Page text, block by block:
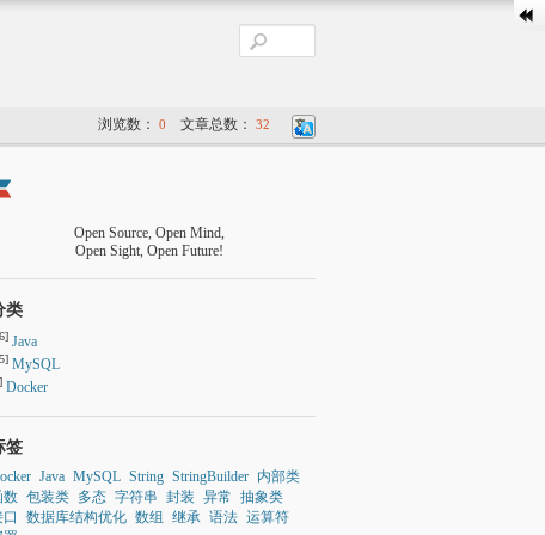
浏览数： 0 文章总数： 32
Open Source, Open Mind,
Open Sight, Open Future!
类
Java
MySQL
Docker
签
Java MySQL String StringBuilder 内部类
数 包装类 多态 字符串 封装 异常 抽象类
数据库结构优化 数组 继承 语法 运算符